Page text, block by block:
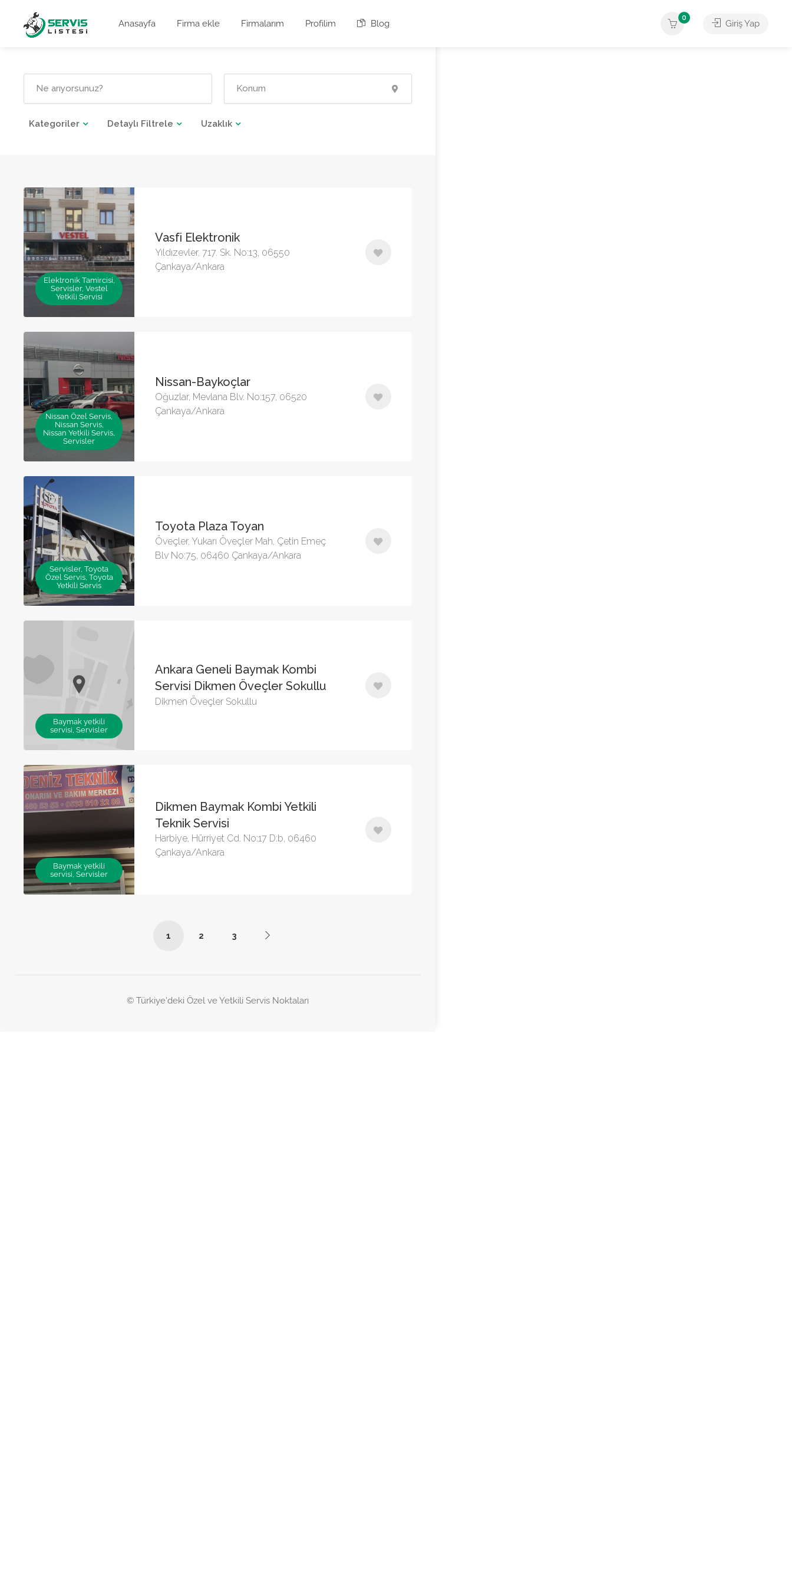
Anasayfa Firma ekle Firmalarım Profilim Blog
0
Giriş Yap
Kategoriler Detaylı Filtrele Uzaklık
Elektronik Tamircisi,
Servisler, Vestel
Yetkili Servisi
Vasfi Elektronik
Yıldızevler, 717. Sk. No:13, 06550
Çankaya/Ankara
Nissan Özel Servis,
Nissan Servis,
Nissan Yetkili Servis,
Servisler
Nissan-Baykoçlar
Oğuzlar, Mevlana Blv. No:157, 06520
Çankaya/Ankara
Servisler, Toyota
Özel Servis, Toyota
Yetkili Servis
Toyota Plaza Toyan
Öveçler, Yukarı Öveçler Mah, Çetin Emeç
Blv No:75, 06460 Çankaya/Ankara
Baymak yetkili
servisi, Servisler
Ankara Geneli Baymak Kombi
Servisi Dikmen Öveçler Sokullu
Dikmen Öveçler Sokullu
Baymak yetkili
servisi, Servisler
Dikmen Baymak Kombi Yetkili
Teknik Servisi
Harbiye, Hürriyet Cd. No:17 D:b, 06460
Çankaya/Ankara
1 2 3
© Türkiye'deki Özel ve Yetkili Servis Noktaları